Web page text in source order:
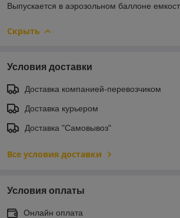
Выпускается в аэрозольном баллоне
Скрыть
Условия доставки
Доставка компанией-перевозчиком
Доставка курьером
Доставка "Самовывоз"
Все условия доставки
Условия оплаты
Онлайн оплата